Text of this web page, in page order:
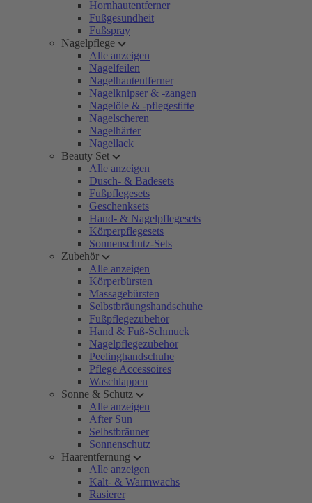
Hornhautentferner
Fußgesundheit
Fußspray
Nagelpflege
Alle anzeigen
Nagelfeilen
Nagelhautentferner
Nagelknipser & -zangen
Nagelöle & -pflegestifte
Nagelscheren
Nagelhärter
Nagellack
Beauty Set
Alle anzeigen
Dusch- & Badesets
Fußpflegesets
Geschenksets
Hand- & Nagelpflegesets
Körperpflegesets
Sonnenschutz-Sets
Zubehör
Alle anzeigen
Körperbürsten
Massagebürsten
Selbstbräungshandschuhe
Fußpflegezubehör
Hand & Fuß-Schmuck
Nagelpflegezubehör
Peelinghandschuhe
Pflege Accessoires
Waschlappen
Sonne & Schutz
Alle anzeigen
After Sun
Selbstbräuner
Sonnenschutz
Haarentfernung
Alle anzeigen
Kalt- & Warmwachs
Rasierer